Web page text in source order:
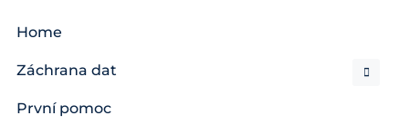
Home
Záchrana dat
První pomoc